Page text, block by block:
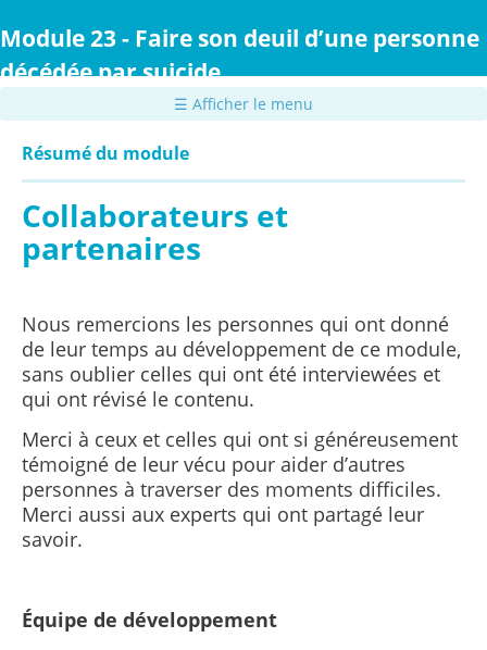
au
principal
Module 23 - Faire son deuil d’une personne
décédée par suicide
☰ Afficher le menu
Résumé du module
Collaborateurs et
partenaires
Nous remercions les personnes qui ont donné
de leur temps au développement de ce module,
sans oublier celles qui ont été interviewées et
qui ont révisé le contenu.
Merci à ceux et celles qui ont si généreusement
témoigné de leur vécu pour aider d’autres
personnes à traverser des moments difficiles.
Merci aussi aux experts qui ont partagé leur
savoir.
Équipe de développement